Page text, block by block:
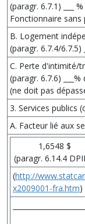
(paragr. 6.7.1) ___
Fonctionnaire sans
B. Logement
(paragr. 6.7.4/6.7.5)
C. Perte d'intimité/
(paragr. 6.7.6) ___%
(ne doit pas
3. Services publics
A. Facteur lié aux
1,6548 $
(paragr. 6.14.4
(http://
x2009001-fra.htm)